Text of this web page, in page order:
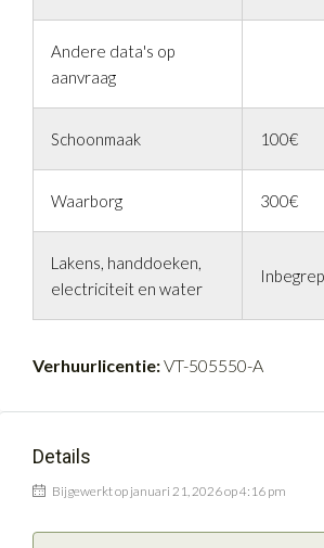
Andere data's op
aanvraag
Schoonmaak 100€
Waarborg 300€
Lakens, handdoeken,
electriciteit en water
Verhuurlicentie:VT-505550-A
Details
Bijgewerkt op januari 21, 2026 op 4:16 pm